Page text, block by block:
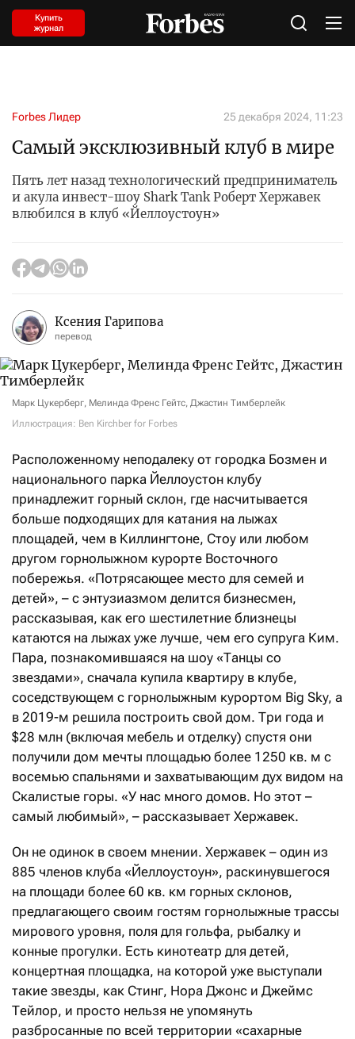
Купить
журнал
Forbes Лидер 25 декабря 2024, 11:23
Самый эксклюзивный клуб в мире
Пять лет назад технологический предприниматель
и акула инвест-шоу Shark Tank Роберт Хержавек
влюбился в клуб «Йеллоустоун»
Ксения Гарипова
перевод
Марк Цукерберг, Мелинда Френс Гейтс, Джастин Тимберлейк
Иллюстрация: Ben Kirchber for Forbes
Расположенному неподалеку от городка Бозмен и
национального парка Йеллоустон клубу
принадлежит горный склон, где насчитывается
больше подходящих для катания на лыжах
площадей, чем в Киллингтоне, Стоу или любом
другом горнолыжном курорте Восточного
побережья. «Потрясающее место для семей и
детей», – с энтузиазмом делится бизнесмен,
рассказывая, как его шестилетние близнецы
катаются на лыжах уже лучше, чем его супруга Ким.
Пара, познакомившаяся на шоу «Танцы со
звездами», сначала купила квартиру в клубе,
соседствующем с горнолыжным курортом Big Sky, а
в 2019-м решила построить свой дом. Три года и
$28 млн (включая мебель и отделку) спустя они
получили дом мечты площадью более 1250 кв. м с
восемью спальнями и захватывающим дух видом на
Скалистые горы. «У нас много домов. Но этот –
самый любимый», – рассказывает Хержавек.
Он не одинок в своем мнении. Хержавек – один из
885 членов клуба «Йеллоустоун», раскинувшегося
на площади более 60 кв. км горных склонов,
предлагающего своим гостям горнолыжные трассы
мирового уровня, поля для гольфа, рыбалку и
конные прогулки. Есть кинотеатр для детей,
концертная площадка, на которой уже выступали
такие звезды, как Стинг, Нора Джонс и Джеймс
Тейлор, и просто нельзя не упомянуть
разбросанные по всей территории «сахарные